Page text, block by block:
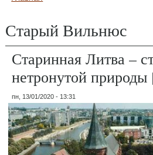
Вы здесь
Старый Вильнюс
Старинная Литва –
нетронутой
пн, 13/01/2020 - 13:31